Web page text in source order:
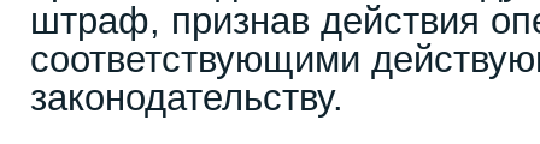
штраф, признав действия
соответствующими
законодательству.